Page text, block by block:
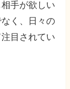
手が欲しい
く、日々の
目されてい